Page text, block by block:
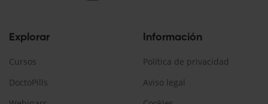
Explorar
Cursos
DoctoPills
Información
Política de privacidad
Aviso legal